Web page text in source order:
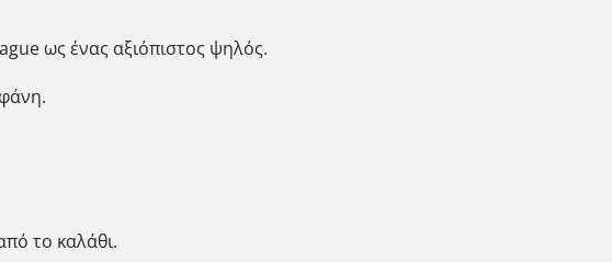
ως ένας αξιόπιστος ψηλός.
το καλάθι.